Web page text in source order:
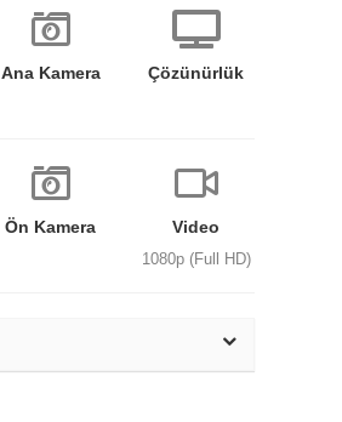
Ana Kamera Çözünürlük
Ön Kamera Video
1080p (Full HD)